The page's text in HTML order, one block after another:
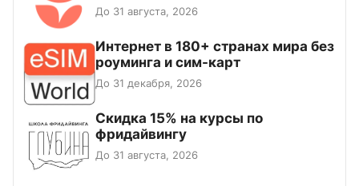
До 31 августа, 2026
Интернет в 180+ странах мира без
роуминга и сим-карт
До 31 декабря, 2026
Скидка 15% на курсы по
фридайвингу
До 31 августа, 2026